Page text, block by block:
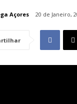
Açores 20 de Janeiro,